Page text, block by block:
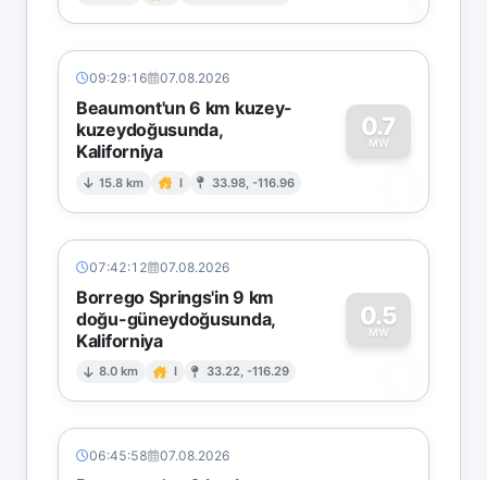
09:29:16 07.08.2026
Beaumont'un 6 km kuzey-
kuzeydoğusunda,
Kaliforniya
15.8 km I 33.98, -116.96
0.7
MW
0
07:42:12 07.08.2026
Borrego Springs'in 9 km
doğu-güneydoğusunda,
Kaliforniya
8.0 km I 33.22, -116.29
0.5
MW
0
06:45:58 07.08.2026